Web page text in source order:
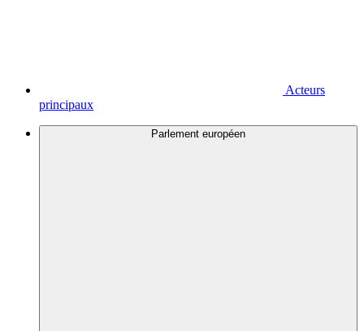
Acteurs
principaux
Parlement européen